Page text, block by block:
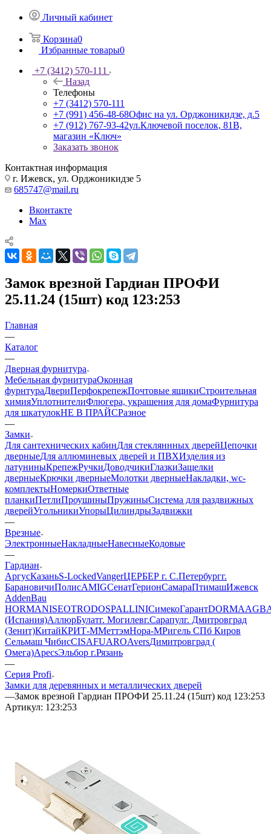
Личный кабинет
Корзина0
Избранные товары0
+7 (3412) 570-111
Назад
Телефоны
+7 (3412) 570-111
+7 (991) 456-48-68Офис на ул. Орджоникидзе, д.5
+7 (912) 767-93-42ул.Ключевой поселок, 81В,
магазин «Ключ»
Заказать звонок
Контактная информация
г. Ижевск, ул. Орджоникидзе 5
685747@mail.ru
Вконтакте
Max
Замок врезной Гардиан ПРОФИ
25.11.24 (15шт) код 123:253
Главная
—
Каталог
—
Дверная фурнитура
Мебельная фурнитураОконная
фурнтураДвериПерфокрепежПочтовые ящикиСтроительная
химияУплотнителиФлюгера, украшения для домаФурнитура
для шкатулокНЕ В ПРАЙСРазное
—
Замки
Для сантехнических кабинДля стекляннных дверейЦепочки
дверныеДля аллюминевых дверей и ПВХИзделия из
латуниныКрепежРучкиДоводчикиГлазкиЗащелки
дверныеКрючки дверныеМолотки дверныеНакладки, wc-
комплектыНомеркиОтветные
планкиПетлиПроушиныПружиныСистема для раздвижных
дверейУгольникиУпорыЦилиндрыЗадвижки
—
Врезные
ЭлектронныеНакладныеНавесныеКодовые
—
Гардиан
АргусКазаньS-LockedVangerЦЕРБЕР г. С.Петербургг.
БарановичиПолисAMIGСенатГерионСамараПтимашИжевск
AddenBau
HORMANISEOTRODOSPALLINIСимекоГарантDORMAAGB
(Испания)АллюрБулатг. Могилевг.Сарапулг. Дмитровград
(Зенит)КитайКРИТ-ММеттэмНора-МРигель СПб Киров
Сельмаш ЧибисCISAFUAROAversДимитровград (
Омега)ApecsЭльбор г.Рязань
—
Серия Profi
Замки для деревянных и металлических дверей
—Замок врезной Гардиан ПРОФИ 25.11.24 (15шт) код 123:253
Артикул: 123:253